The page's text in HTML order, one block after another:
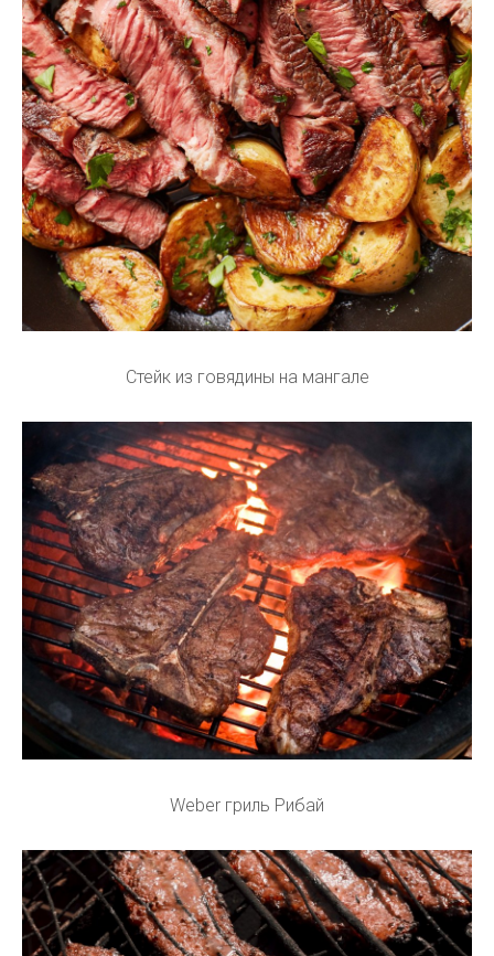
Стейк из говядины на мангале
Weber гриль Рибай